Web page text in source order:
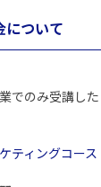
について
でのみ受講した
ティングコース